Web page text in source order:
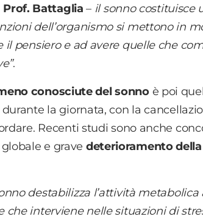
Prof. Battaglia – il sonno costituisce
dell’organismo si mettono in
il pensiero e ad avere quelle che
.
conosciute del sonnoè poi
la giornata, con la
Recenti studi sono anche
e grave deterioramento
destabilizza l’attività
che interviene nelle situazioni di